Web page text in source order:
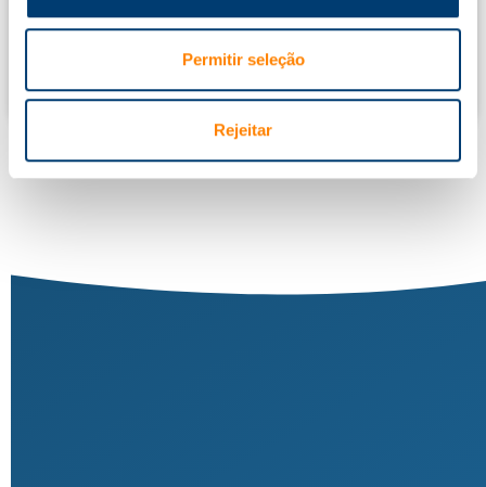
Permitir seleção
Rejeitar
Datas:10/09/2026>>18/09/2026
Operação de Plataformas Elevatórias